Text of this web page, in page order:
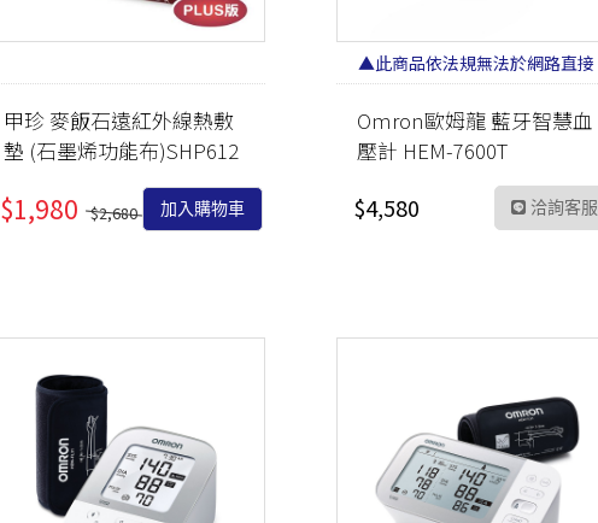
甲珍 麥飯石遠紅外線熱敷
墊 (石墨烯功能布)SHP612
$1,980 $2,680 加入購物車
▲此商品依法規無法於網路直接
Omron歐姆龍 藍牙智慧血
壓計 HEM-7600T
$4,580 洽詢客服